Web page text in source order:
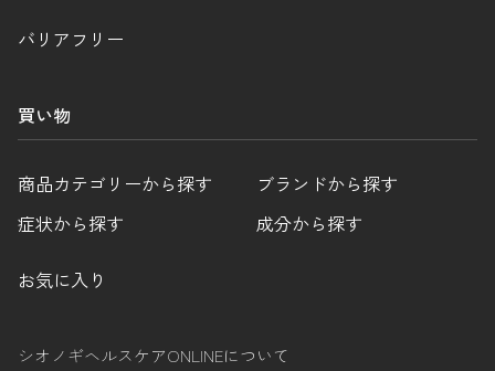
バリアフリー
買い物
商品カテゴリーから探す
ブランドから探す
症状から探す
成分から探す
お気に入り
シオノギヘルスケアONLINEについて